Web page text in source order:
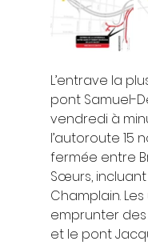
L’entrave la
pont Samuel-
vendredi à
l’autoroute 15
fermée entre
Sœurs,
Champlain.
emprunter des
et le pont